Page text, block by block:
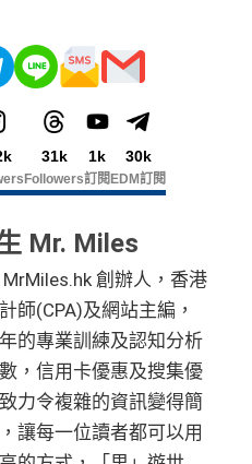
31k
Followers
1k
訂閱
30k
EDM訂閱
Mr. Miles
MrMiles.hk 創辦人，香港
師(CPA)及網站主編，
的專業訓練及認知分析
，信用卡優惠及搜集優
力令複雜的資訊變得簡
讓每一位讀者都可以用